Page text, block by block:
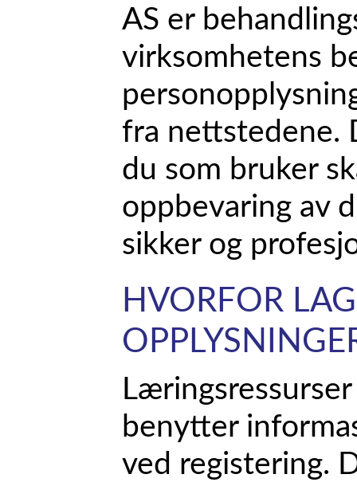
AS er
virksomhetens
fra nettstedene.
du som bruker
oppbevaring av
sikker og
HVORFOR
benytter
ved registering.